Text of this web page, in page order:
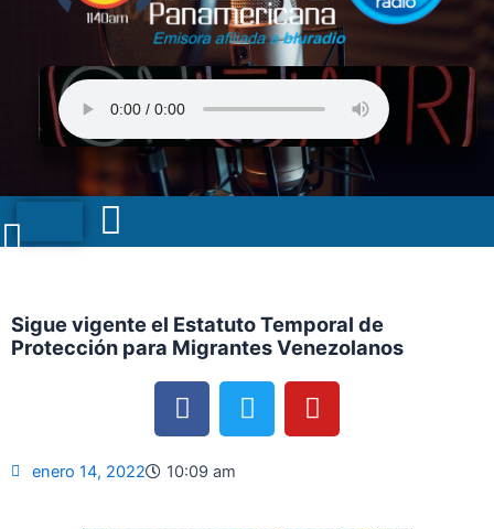
Menu
Sigue vigente el Estatuto Temporal de
Protección para Migrantes Venezolanos
F
a
c
e
T
w
i
Y
o
u
enero 14, 2022 10:09 am